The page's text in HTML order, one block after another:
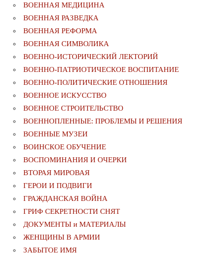
ВОЕННАЯ МЕДИЦИНА
ВОЕННАЯ РАЗВЕДКА
ВОЕННАЯ РЕФОРМА
ВОЕННАЯ СИМВОЛИКА
ВОЕННО-ИСТОРИЧЕСКИЙ ЛЕКТОРИЙ
ВОЕННО-ПАТРИОТИЧЕСКОЕ ВОСПИТАНИЕ
ВОЕННО-ПОЛИТИЧЕСКИE ОТНОШЕНИЯ
ВОЕННОЕ ИСКУССТВО
ВОЕННОЕ СТРОИТЕЛЬСТВО
ВОЕННОПЛЕННЫЕ: ПРОБЛЕМЫ И РЕШЕНИЯ
ВОЕННЫЕ МУЗЕИ
ВОИНСКОЕ ОБУЧЕНИЕ
ВОСПОМИНАНИЯ И ОЧЕРКИ
ВТОРАЯ МИРОВАЯ
ГЕРОИ И ПОДВИГИ
ГРАЖДАНСКАЯ ВОЙНА
ГРИФ СЕКРЕТНОСТИ СНЯТ
ДОКУМЕНТЫ и МАТЕРИАЛЫ
ЖЕНЩИНЫ В АРМИИ
ЗАБЫТОЕ ИМЯ